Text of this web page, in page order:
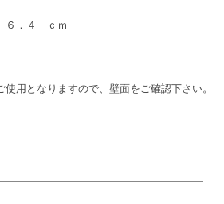
．４ ｃｍ
用となりますので、壁面をご確認下さい。